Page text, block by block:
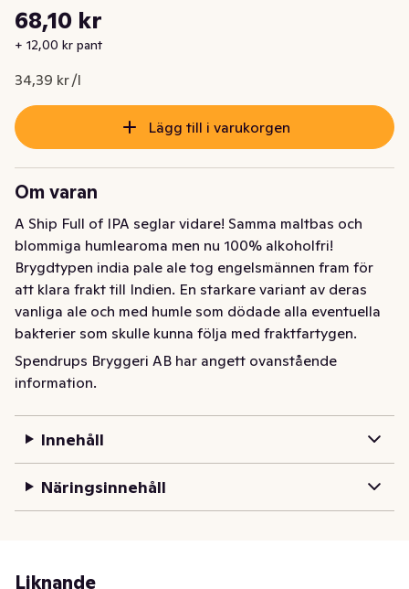
Nuvarande pris är: 68,10 kr
68,10 kr
+ 12,00 kr pant
34,39 kr /l
Styckpris: 34,39 kr /l
Lägg till i varukorgen
Om varan
A Ship Full of IPA seglar vidare! Samma maltbas och
blommiga humlearoma men nu 100% alkoholfri!
Brygdtypen india pale ale tog engelsmännen fram för
att klara frakt till Indien. En starkare variant av deras
vanliga ale och med humle som dödade alla eventuella
bakterier som skulle kunna följa med fraktfartygen.
Denna typ av maltaromatiska öl med hög
humleblommighet passar utmärkt att tillverka som
humleblommighet kompenserar förlusten av arom som
naturligt försvinner vid avalkoholisering ner till 0,0
volymprocent. För att bibehålla och förstärka den friska
humlekaraktären torrhumlar vi en extra gång! Doft:
Kraftig humlearomatisk med inslag av grape, melon och
grape, melon och citrus.
Spendrups Bryggeri AB har angett ovanstående
information.
Innehåll
Näringsinnehåll
Liknande